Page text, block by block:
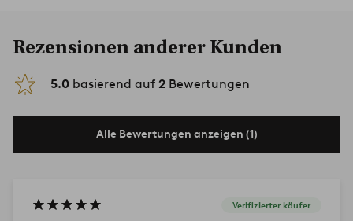
Rezensionen anderer Kunden
5.0 basierend auf 2 Bewertungen
Alle Bewertungen anzeigen (1)
Verifizierter käufer